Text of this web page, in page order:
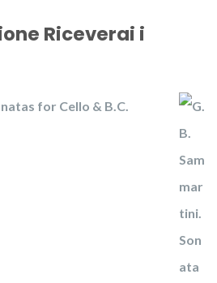
Riceverai i
for Cello & B.C.